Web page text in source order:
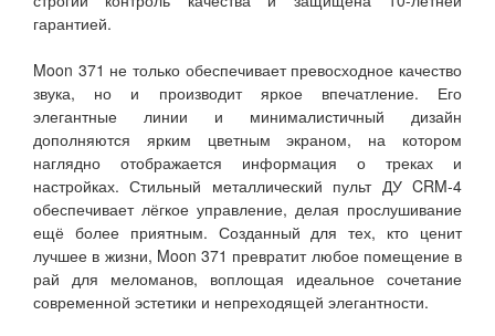
гарантией.
Moon 371 не только обеспечивает превосходное качество
звука, но и производит яркое впечатление. Его
элегантные линии и минималистичный дизайн
дополняются ярким цветным экраном, на котором
наглядно отображается информация о треках и
настройках. Стильный металлический пульт ДУ CRM-4
обеспечивает лёгкое управление, делая прослушивание
ещё более приятным. Созданный для тех, кто ценит
лучшее в жизни, Moon 371 превратит любое помещение в
рай для меломанов, воплощая идеальное сочетание
современной эстетики и непреходящей элегантности.